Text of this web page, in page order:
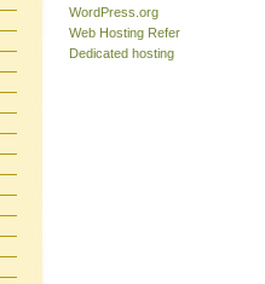
WordPress.org
Web Hosting Refer
Dedicated hosting